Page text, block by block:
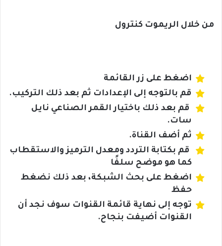
من خلال الريموت كنترول
اضغط على زر القائمة
قم بالتوجه إلى الإعدادات ثم بعد ذلك التركيب.
قم بعد ذلك باختيار القمر الصناعي نايل
سات.
ثم أضف القناة.
قم بكتابة التردد ومعدل الترميز والاستقطاب
كما هو موضح سلفًا
اضغط على بحث الشبكة، بعد ذلك نضغط
حفظ
توجه إلى نهاية قائمة القنوات سوف نجد أن
القنوات أضيفت بنجاح.